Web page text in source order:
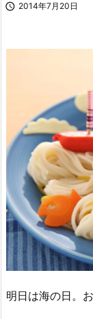
 2014年7月20日
明日は海の日。